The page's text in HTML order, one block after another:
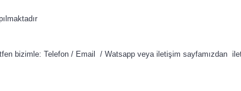
bizimle: Telefon / Email / Watsapp veya iletişim sayfamızdan